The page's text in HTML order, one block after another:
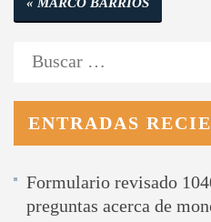
de
entradas
ENTRADAS
Formulario revisado
preguntas acerca de